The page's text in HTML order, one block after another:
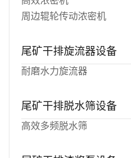
周边辊轮传动浓密机
尾矿干排旋流器设备
耐磨水力旋流器
尾矿干排脱水筛设备
高效多频脱水筛